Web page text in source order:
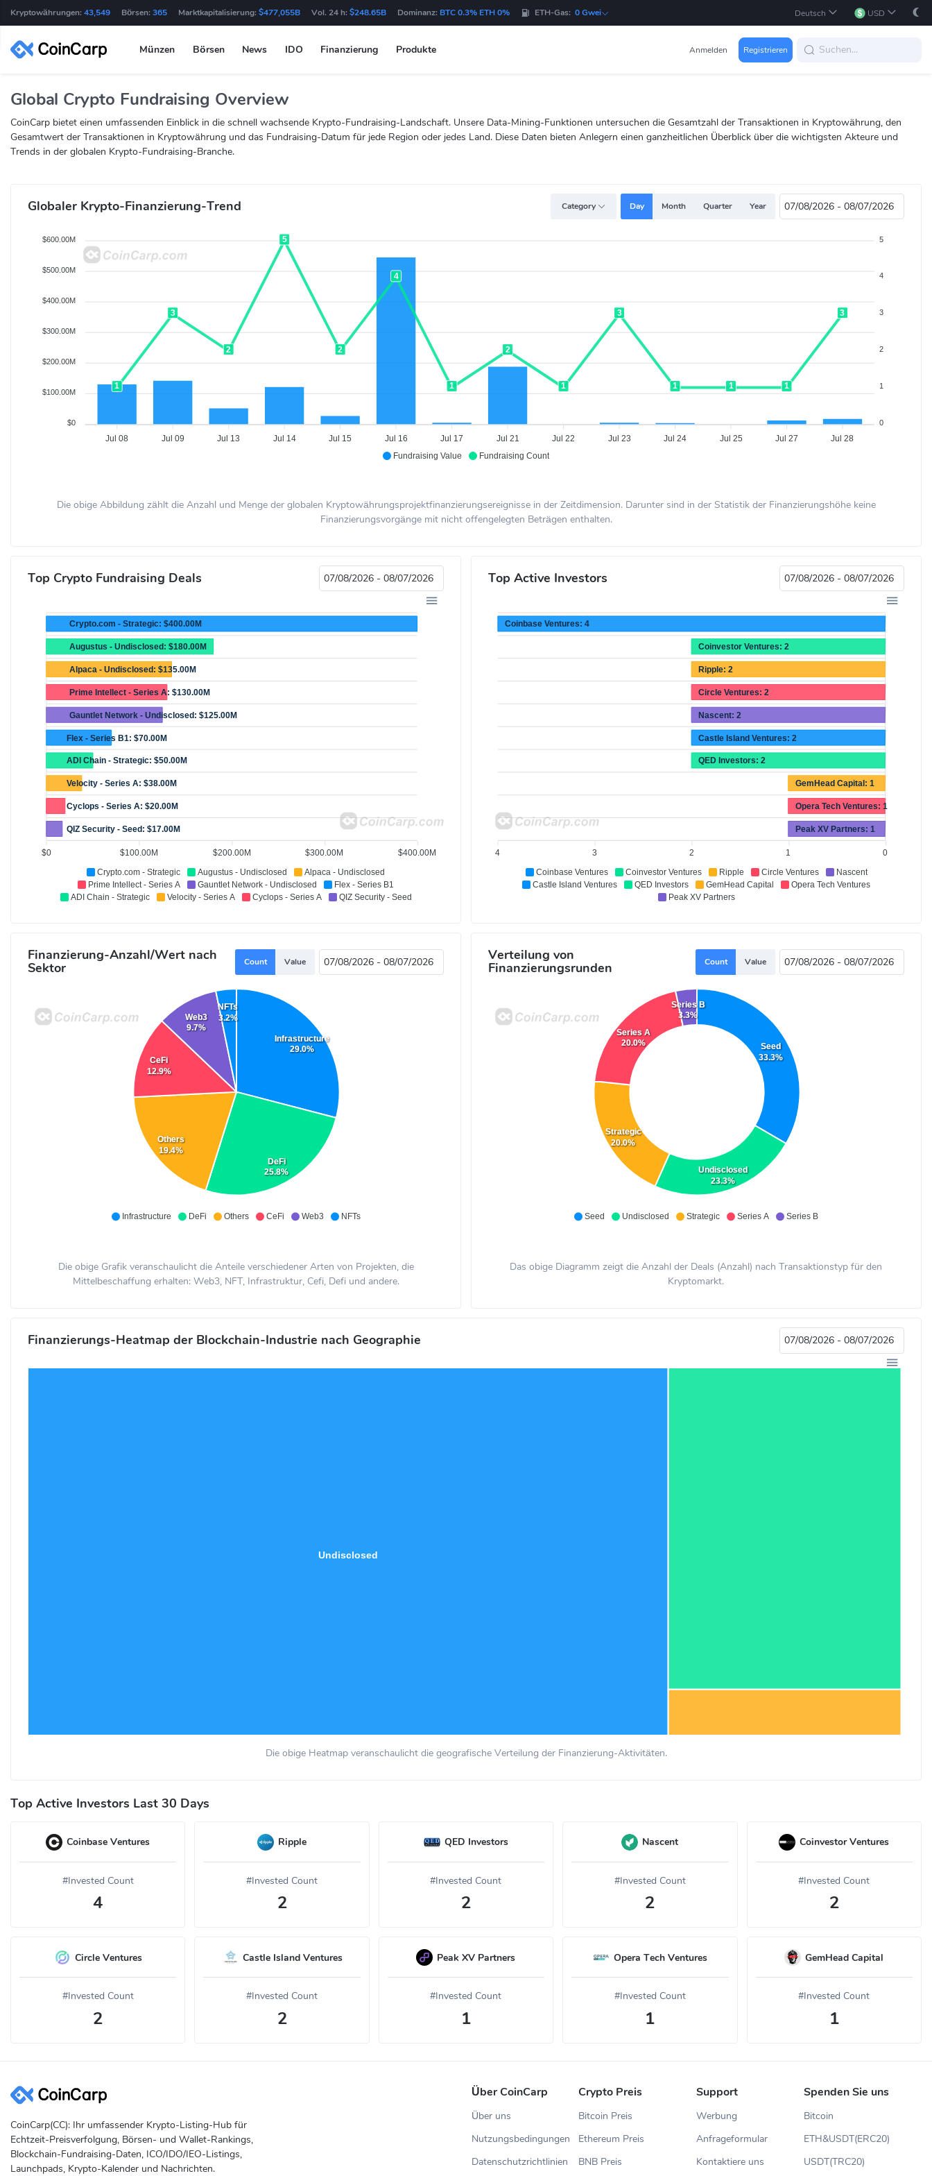
Kryptowährungen: 43,549 Börsen: 365 Marktkapitalisierung: $477,055B Vol. 24 h: $248.65B Dominanz: BTC 0.3% ETH 0% ETH-Gas: 0 Gwei Deutsch USD
Münzen Börsen News IDO Finanzierung Produkte Anmelden Registrieren
Global Crypto Fundraising Overview
CoinCarp bietet einen umfassenden Einblick in die schnell wachsende Krypto-Fundraising-Landschaft. Unsere Data-Mining-Funktionen untersuchen die Gesamtzahl der Transaktionen in Kryptowährung, den
Gesamtwert der Transaktionen in Kryptowährung und das Fundraising-Datum für jede Region oder jedes Land. Diese Daten bieten Anlegern einen ganzheitlichen Überblick über die wichtigsten Akteure und
Trends in der globalen Krypto-Fundraising-Branche.
Globaler Krypto-Finanzierung-Trend Category Day Month Quarter Year
Fundraising Value Fundraising Count
Jul 08 Jul 09 Jul 13 Jul 14 Jul 15 Jul 16 Jul 17 Jul 21 Jul 22 Jul 23 Jul 24 Jul 25 Jul 27 Jul 28
1
3
2
5
2
4
1
2
1
3
1 1 1
3
$600.00M
$500.00M
$400.00M
$300.00M
$200.00M
$100.00M
$0
5
4
3
2
1
0
Die obige Abbildung zählt die Anzahl und Menge der globalen Kryptowährungsprojektfinanzierungsereignisse in der Zeitdimension. Darunter sind in der Statistik der Finanzierungshöhe keine
Finanzierungsvorgänge mit nicht offengelegten Beträgen enthalten.
Top Crypto Fundraising Deals
Crypto.com - Strategic Augustus - Undisclosed
Alpaca - Undisclosed
Prime Intellect - Series A
Gauntlet Network - Undisclosed
Flex - Series B1
ADI Chain - Strategic
Velocity - Series A Cyclops - Series A QIZ Security - Seed
$400.00M
$300.00M
$200.00M
$100.00M
$0
Crypto.com - Strategic: $400.00M
Augustus - Undisclosed: $180.00M
Alpaca - Undisclosed: $135.00M
Prime Intellect - Series A: $130.00M
Gauntlet Network - Undisclosed: $125.00M
Flex - Series B1: $70.00M
ADI Chain - Strategic: $50.00M
Velocity - Series A: $38.00M
Cyclops - Series A: $20.00M
QIZ Security - Seed: $17.00M
Top Active Investors
Coinbase Ventures Coinvestor Ventures Ripple Circle Ventures
Nascent
Castle Island Ventures
QED Investors GemHead Capital
Opera Tech Ventures
Peak XV Partners
0
1
2
3
4
Coinbase Ventures: 4
Coinvestor Ventures: 2
Ripple: 2
Circle Ventures: 2
Nascent: 2
Castle Island Ventures: 2
QED Investors: 2
GemHead Capital: 1
Opera Tech Ventures: 1
Peak XV Partners: 1
Finanzierung-Anzahl/Wert nach
Sektor Count Value
Infrastructure DeFi Others CeFi Web3 NFTs
Infrastructure
29.0%
DeFi
25.8%
Others
19.4%
CeFi
12.9%
Web3
9.7%
NFTs
3.2%
Die obige Grafik veranschaulicht die Anteile verschiedener Arten von Projekten, die
Mittelbeschaffung erhalten: Web3, NFT, Infrastruktur, Cefi, Defi und andere.
Verteilung von
Finanzierungsrunden Count Value
Seed Undisclosed Strategic Series A Series B
Seed
33.3%
Undisclosed
23.3%
Strategic
20.0%
Series A
20.0%
Series B
3.3%
Das obige Diagramm zeigt die Anzahl der Deals (Anzahl) nach Transaktionstyp für den
Kryptomarkt.
Finanzierungs-Heatmap der Blockchain-Industrie nach Geographie
Undisclosed
Die obige Heatmap veranschaulicht die geografische Verteilung der Finanzierung-Aktivitäten.
Top Active Investors Last 30 Days
Coinbase Ventures
#Invested Count
4
Ripple
#Invested Count
2
QED Investors
#Invested Count
2
Nascent
#Invested Count
2
Coinvestor Ventures
#Invested Count
2
Circle Ventures
#Invested Count
2
Castle Island Ventures
#Invested Count
2
Peak XV Partners
#Invested Count
1
Opera Tech Ventures
#Invested Count
1
GemHead Capital
#Invested Count
1
CoinCarp(CC): Ihr umfassender Krypto-Listing-Hub für
Echtzeit-Preisverfolgung, Börsen- und Wallet-Rankings,
Blockchain-Fundraising-Daten, ICO/IDO/IEO-Listings,
Launchpads, Krypto-Kalender und Nachrichten.
Über CoinCarp
Über uns
Nutzungsbedingungen
Datenschutzrichtlinien
Crypto Preis
Bitcoin Preis
Ethereum Preis
BNB Preis
Support
Werbung
Anfrageformular
Kontaktiere uns
Spenden Sie uns
Bitcoin
ETH&USDT(ERC20)
USDT(TRC20)